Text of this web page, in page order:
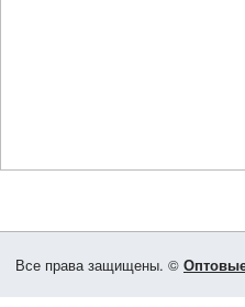
Все права защищены. ©